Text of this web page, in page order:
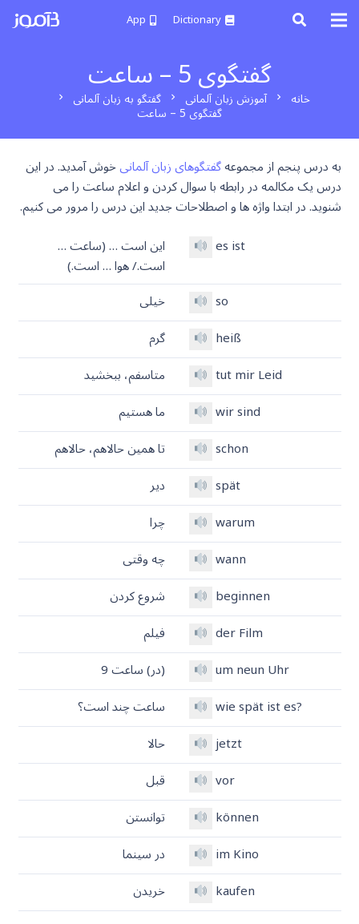
Dictionary
App
گفتگوی 5 – ساعت خانه chevron_right آموزش زبان آلمانی chevron_right گفتگو به زبان آلمانی chevron_right
گفتگوی 5 – ساعت
به درس پنجم از مجموعهگفتگوهای زبان آلمانیخوش آمدید. در این
درس یک مکالمه در رابطه با سوال کردن و اعلام ساعت را می
شنوید. در ابتدا واژه ها و اصطلاحات جدید این درس را مرور می کنیم.
es ist
این است … (ساعت …
است./ هوا … است.)
so
خیلی
heiß
گرم
tut mir Leid
متاسفم، ببخشید
wir sind
ما هستیم
schon
تا همین حالاهم، حالاهم
spät
دیر
warum
چرا
wann
چه وقتی
beginnen
شروع کردن
der Film
فیلم
um neun Uhr
(در) ساعت 9
wie spät ist es?
ساعت چند است؟
jetzt
حالا
vor
قبل
können
توانستن
im Kino
در سینما
kaufen
خریدن